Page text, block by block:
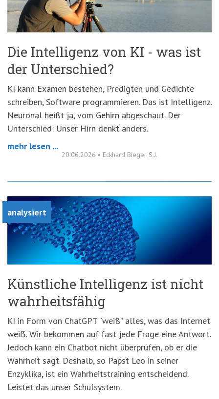
Die Intelligenz von KI - was ist
der Unterschied?
KI kann Examen bestehen, Predigten und Gedichte
schreiben, Software programmieren. Das ist Intelligenz.
Neuronal heißt ja, vom Gehirn abgeschaut. Der
Unterschied: Unser Hirn denkt anders.
mehr lesen ...
20.06.2026 • Eckhard Bieger S.J.
analysiert
Künstliche Intelligenz ist nicht
wahrheitsfähig
KI in Form von ChatGPT “weiß” alles, was das Internet
weiẞ. Wir bekommen auf fast jede Frage eine Antwort.
Jedoch kann ein Chatbot nicht überprüfen, ob er die
Wahrheit sagt. Deshalb, so Papst Leo in seiner
Enzyklika, ist ein Wahrheitstraining entscheidend.
Leistet das unser Schulsystem.